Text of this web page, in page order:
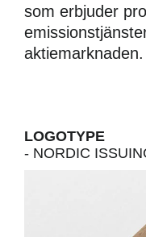
som erbjuder
aktiemarknaden.
LOGOTYPE
- NORDIC
Dessa kakor
går inte att